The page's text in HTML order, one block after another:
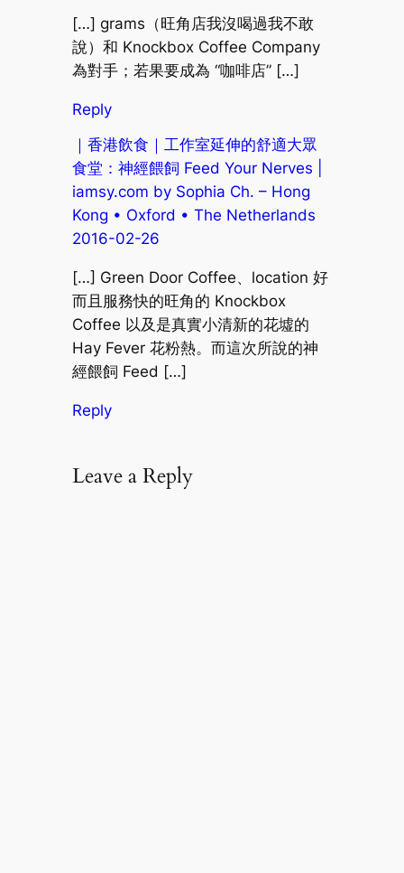
[…] grams（旺角店我沒喝過我不敢
說）和 Knockbox Coffee Company
為對手；若果要成為 “咖啡店” […]
Reply
｜香港飲食｜工作室延伸的舒適大眾
食堂：神經餵飼 Feed Your Nerves |
iamsy.com by Sophia Ch. – Hong
Kong • Oxford • The Netherlands
2016-02-26
[…] Green Door Coffee、location 好
而且服務快的旺角的 Knockbox
Coffee 以及是真實小清新的花墟的
Hay Fever 花粉熱。而這次所說的神
經餵飼 Feed […]
Reply
Leave a Reply